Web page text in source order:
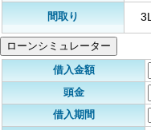
間取り
ローンシミュレーター
借入金額
頭金
借入期間